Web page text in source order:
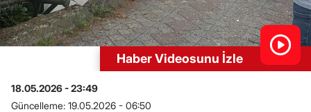
Haber Videosunu İzle
18.05.2026 - 23:49
Güncelleme: 19.05.2026 - 06:50